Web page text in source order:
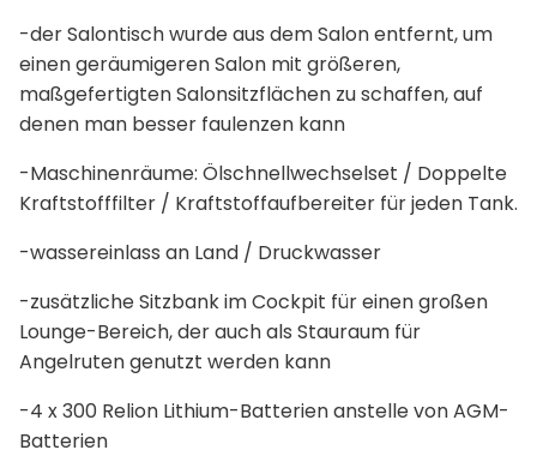
-der Salontisch wurde aus dem Salon entfernt, um
einen geräumigeren Salon mit größeren,
maßgefertigten Salonsitzflächen zu schaffen, auf
denen man besser faulenzen kann
-Maschinenräume: Ölschnellwechselset / Doppelte
Kraftstofffilter / Kraftstoffaufbereiter für jeden Tank.
-wassereinlass an Land / Druckwasser
-zusätzliche Sitzbank im Cockpit für einen großen
Lounge-Bereich, der auch als Stauraum für
Angelruten genutzt werden kann
-4 x 300 Relion Lithium-Batterien anstelle von AGM-
Batterien